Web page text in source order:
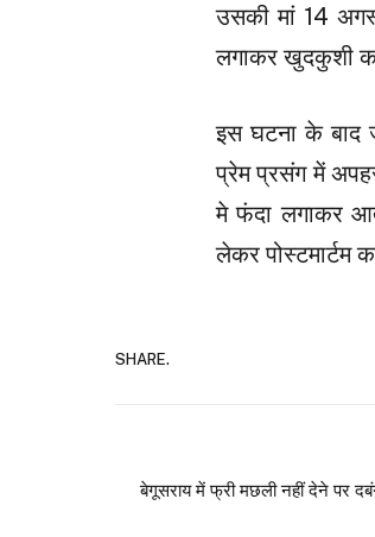
उसकी मां 14
लगाकर खुदकुशी
इस घटना के बाद
प्रेम प्रसंग में
मे फंदा लगाकर
लेकर पोस्टमार्टम
SHARE.
बेगूसराय में फ्री मछली नहीं देने पर